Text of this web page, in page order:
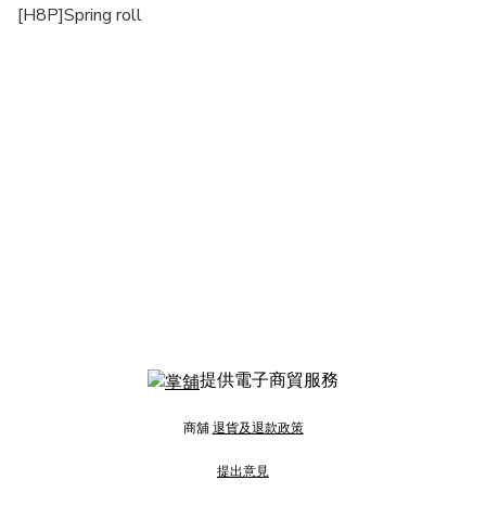
[H8P]Spring roll
提供電子商貿服務
商舖退貨及退款政策
提出意見